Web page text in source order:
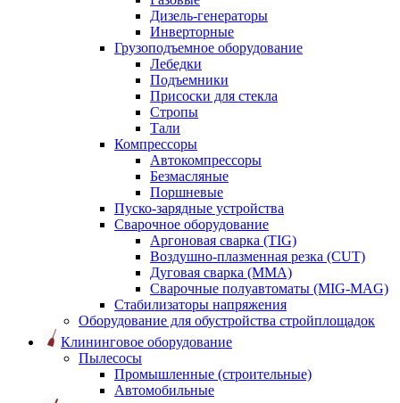
Дизель-генераторы
Инверторные
Грузоподъемное оборудование
Лебедки
Подъемники
Присоски для стекла
Стропы
Тали
Компрессоры
Автокомпрессоры
Безмасляные
Поршневые
Пуско-зарядные устройства
Сварочное оборудование
Аргоновая сварка (TIG)
Воздушно-плазменная резка (CUT)
Дуговая сварка (ММА)
Сварочные полуавтоматы (MIG-MAG)
Стабилизаторы напряжения
Оборудование для обустройства стройплощадок
Клининговое оборудование
Пылесосы
Промышленные (строительные)
Автомобильные